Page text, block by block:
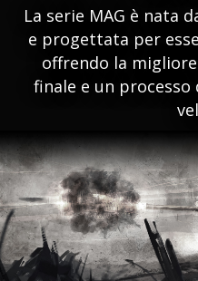
La serie MAG è nata
e progettata per
offrendo la
finale e un